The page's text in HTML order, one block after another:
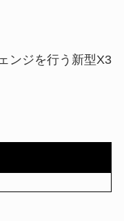
ンジを行う新型X3